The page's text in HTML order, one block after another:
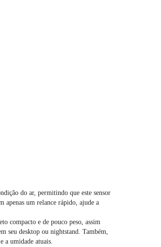
do ar, permitindo que este sensor
apenas um relance rápido, ajude a
compacto e de pouco peso, assim
seu desktop ou nightstand. Também,
a umidade atuais.